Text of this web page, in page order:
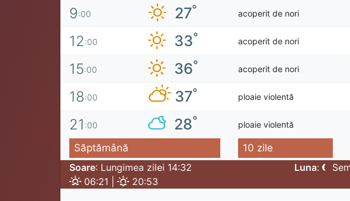
9:00 27° acoperit de nori
12:00 33° acoperit de nori
15:00 36° acoperit de nori
18:00 37° ploaie violentă
21 :00 28° ploaie violentă
Săptămână 10 zile
Soare: Lungimea zilei 14:32
06:21 |
20:53
Luna: